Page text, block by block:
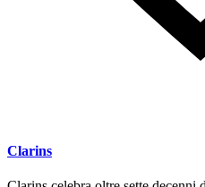
Clarins